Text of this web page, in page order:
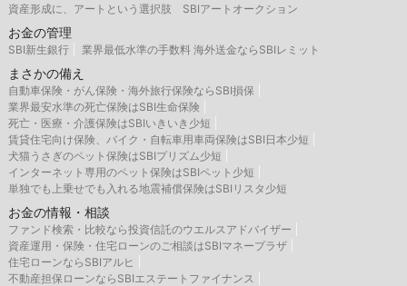
資産形成に、アートという選択肢 SBIアートオークション
お金の管理
SBI新生銀行 業界最低水準の手数料 海外送金ならSBIレミット
まさかの備え
自動車保険・がん保険・海外旅行保険ならSBI損保
業界最安水準の死亡保険はSBI生命保険
死亡・医療・介護保険はSBIいきいき少短
賃貸住宅向け保険、バイク・自転車用車両保険はSBI日本少短
犬猫うさぎのペット保険はSBIプリズム少短
インターネット専用のペット保険はSBIペット少短
単独でも上乗せでも入れる地震補償保険はSBIリスタ少短
お金の情報・相談
ファンド検索・比較なら投資信託のウエルスアドバイザー
資産運用・保険・住宅ローンのご相談はSBIマネープラザ
住宅ローンならSBIアルヒ
不動産担保ローンならSBIエステートファイナンス